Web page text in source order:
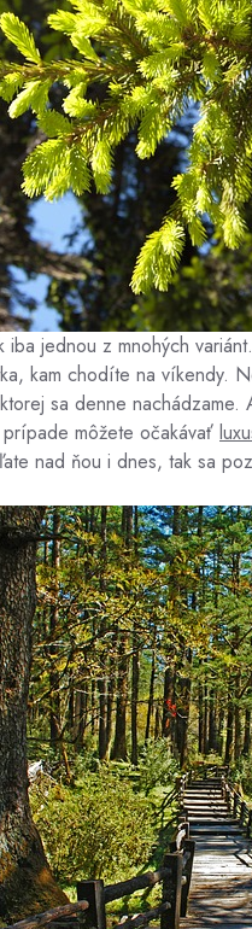
iba jednou z mnohých
kam chodíte na víkendy.
sa denne
môžete očakávať
nad ňou i dnes, tak sa